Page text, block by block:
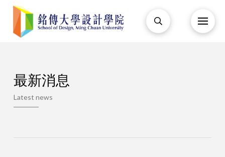
最新消息
Latest news